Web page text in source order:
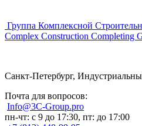
Группа Комплексной
Complex Construction Completing
Санкт-Петербург,
Почта для вопросов:
Info@3C-Group.pro
пн-чт: с 9 до 17:30, пт: до 17:00